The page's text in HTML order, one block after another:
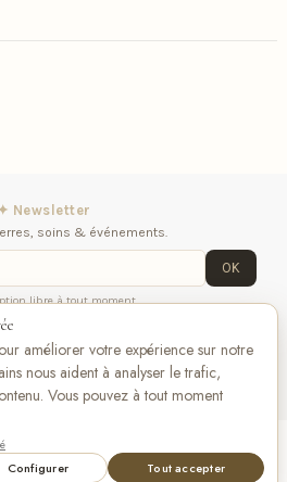
Add to cart
Newsletter
soins & événements.
OK
libre à tout moment.
nous
Bancontact
Pay
améliorer votre expérience sur notre
nous aident à analyser le trafic,
Vous pouvez à tout moment
Configurer Tout accepter